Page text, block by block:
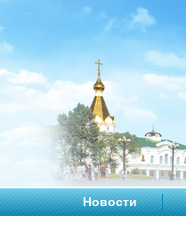
Новости